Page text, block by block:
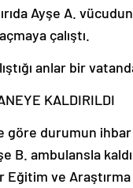
Ayşe A.
çalıştı.
anlar bir
KALDIRILDI
göre durumun
B. ambulansla
Eğitim ve